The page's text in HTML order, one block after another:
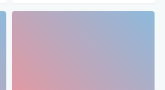
والحيود